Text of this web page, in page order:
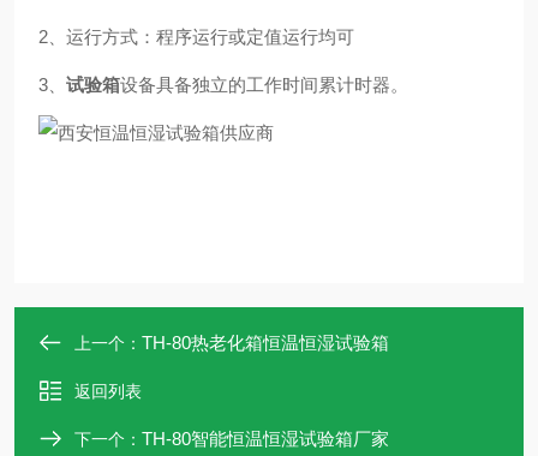
2、运行方式：程序运行或定值运行均可
3、 试验箱设备具备独立的工作时间累计时器。
上一个： TH-80热老化箱恒温恒湿试验箱
返回列表
下一个： TH-80智能恒温恒湿试验箱厂家